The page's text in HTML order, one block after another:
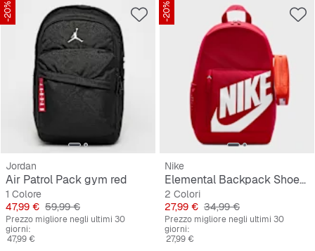
-20%
Jordan
Air Patrol Pack gym red
1 Colore
Prezzo
47,99 € Prezzo originale
59,99 €
Prezzo migliore negli ultimi 30
giorni:
47,99 €
-20%
Nike
Elemental Backpack Shoebox
2 Colori
Prezzo
27,99 € Prezzo originale
34,99 €
Prezzo migliore negli ultimi 30
giorni:
27,99 €